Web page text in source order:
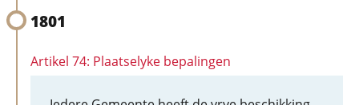
1801
Artikel 74: Plaatselyke bepalingen